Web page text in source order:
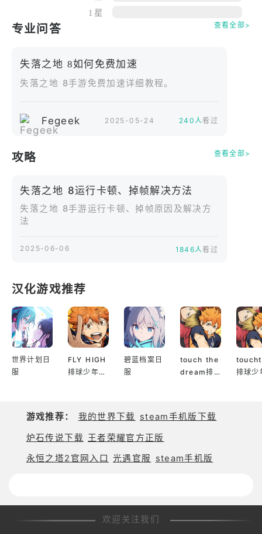
探索奇幻世界，找到非同寻常的解决方案。收集熟悉
和陌生的物品。
解决数十道谜题，并在精彩的小游戏中考验自己
游戏针对平板电脑和手机进行了优化！
1星
专业问答 查看全部>
失落之地 8如何免费加速
失落之地 8手游免费加速详细教程。
Fegeek 2025-05-24 240人看过
攻略 查看全部>
失落之地 8运行卡顿、掉帧解决方法
失落之地 8手游运行卡顿、掉帧原因及解决方
法
2025-06-06 1846人看过
汉化游戏推荐
世界计划日
服
FLY HIGH
排球少年日
碧蓝档案日
服
touch the
dream排
排球少
游戏推荐： 我的世界下载 steam手机版下载
炉石传说下载 王者荣耀官方正版
永恒之塔2官网入口 光遇官服 steam手机版
欢迎关注我们